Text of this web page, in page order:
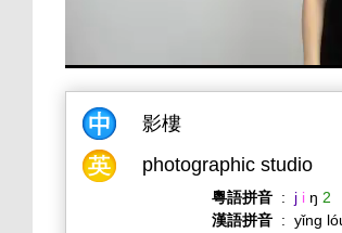
影樓
photographic studio
粵語拼音 : j i ŋ 2
漢語拼音 : yǐng